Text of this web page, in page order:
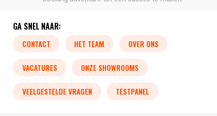
GA SNEL NAAR:
CONTACT HET TEAM OVER ONS
VACATURES ONZE SHOWROOMS
VEELGESTELDE VRAGEN TESTPANEL